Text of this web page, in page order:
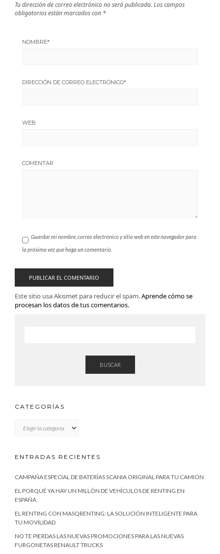
Tu dirección de correo electrónico no será publicada. Los campos
obligatorios están marcados con *
NOMBRE*
DIRECCIÓN DE CORREO ELECTRÓNICO*
WEB
COMENTAR
Guardar mi nombre, correo electrónico y sitio web en este navegador para
la próxima vez que haga un comentario.
Este sitio usa Akismet para reducir el spam.Aprende cómo se
procesan los datos de tus comentarios.
BUSCAR
CATEGORÍAS
ENTRADAS RECIENTES
CAMPAÑA ESPECIAL DE BATERÍAS SCANIA ORIGINAL PARA TU CAMION
EL PORQUÉ YA HAY UN MILLÓN DE VEHÍCULOS DE RENTING EN
ESPAÑA
EL RENTING CON MASQRENTING: LA SOLUCIÓN INTELIGENTE PARA
TU MOVILIDAD
NO TE PIERDAS LAS NUEVAS PROMOCIONES PARA LAS NUEVAS
FURGONETAS RENAULT TRUCKS